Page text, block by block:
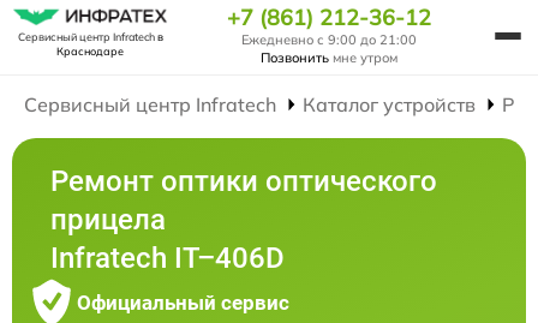
Сервисный центр Infratechв
Краснодаре
+7 (861) 212-36-12
Ежедневно с 9:00 до 21:00
Позвонить мне утром
Сервисный центр Infratech Каталог устройств
Ремонт оптики оптического
прицела
Infratech IT–406D
Официальный сервис